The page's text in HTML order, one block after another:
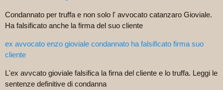
Condannato per truffa e non solo l' avvocato catanzaro Gioviale.
Ha falsificato anche la firma del suo cliente
ex avvocato enzo gioviale condannato ha falsificato firma suo
cliente
L'ex avvcato gioviale falsifica la firna del cliente e lo truffa. Leggi le
sentenze definitive di condanna